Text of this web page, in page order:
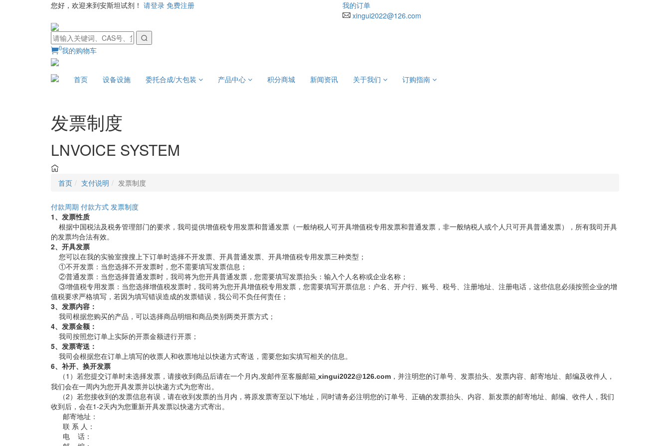
您好，欢迎来到安斯坦试剂！ 请登录 免费注册
我的订单
xingui2022@126.com
0我的购物车
首页 设备设施 委托合成/大包装 产品中心 积分商城 新闻资讯 关于我们 订购指南
发票制度
LNVOICE SYSTEM
首页 支付说明 发票制度
付款周期 付款方式 发票制度
1、发票性质
根据中国税法及税务管理部门的要求，我司提供增值税专用发票和普通发票（一般纳税人可开具增值税专用发票和普通发票，非一般纳税人或个人只可开具普通发票），所有我司开具
的发票均合法有效。
2、开具发票
您可以在我的实验室搜搜上下订单时选择不开发票、开具普通发票、开具增值税专用发票三种类型；
①不开发票：当您选择不开发票时，您不需要填写发票信息；
②普通发票：当您选择普通发票时，我司将为您开具普通发票，您需要填写发票抬头：输入个人名称或企业名称；
③增值税专用发票：当您选择增值税发票时，我司将为您开具增值税专用发票，您需要填写开票信息：户名、开户行、账号、税号、注册地址、注册电话，这些信息必须按照企业的增
值税要求严格填写，若因为填写错误造成的发票错误，我公司不负任何责任；
3、发票内容：
我司根据您购买的产品，可以选择商品明细和商品类别两类开票方式；
4、发票金额：
我司按照您订单上实际的开票金额进行开票；
5、发票寄送：
我司会根据您在订单上填写的收票人和收票地址以快递方式寄送，需要您如实填写相关的信息。
6、补开、换开发票
（1）若您提交订单时未选择发票，请接收到商品后请在一个月内,发邮件至客服邮箱 xingui2022@126.com ，并注明您的订单号、发票抬头、发票内容、邮寄地址、邮编及收件人，
我们会在一周内为您开具发票并以快递方式为您寄出。
（2）若您接收到的发票信息有误，请在收到发票的当月内，将原发票寄至以下地址，同时请务必注明您的订单号、正确的发票抬头、内容、新发票的邮寄地址、邮编、收件人，我们
收到后，会在1-2天内为您重新开具发票以快递方式寄出。
邮寄地址：
联 系 人：
电 话：